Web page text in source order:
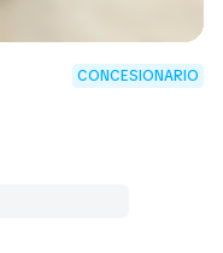
CONCESIONARIO